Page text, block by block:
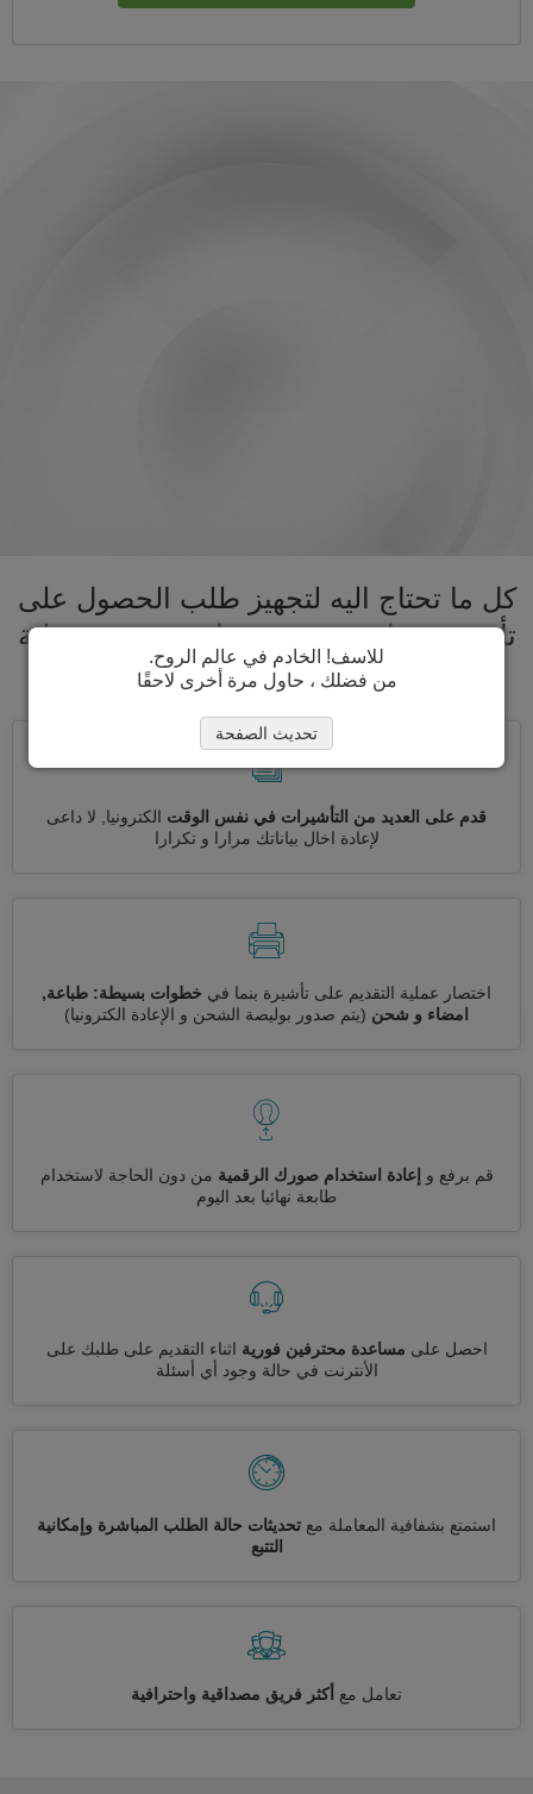
كل ما تحتاج اليه لتجهيز طلب الحصول على
تأشيرة بنما تحت سقف واحد. تسريع عملية
الحصول على تأشيرة بنما
قدم على العديد من التأشيرات في نفس الوقت الكترونيا, لا داعى
لإعادة اخال بياناتك مرارا و تكرارا
اختصار عملية التقديم على تأشيرة بنما في خطوات بسيطة: طباعة,
امضاء و شحن (يتم صدور بوليصة الشحن و الإعادة الكترونيا)
قم برفع و إعادة استخدام صورك الرقمية من دون الحاجة لاستخدام
طابعة نهائيا بعد اليوم
احصل على مساعدة محترفين فورية اثناء التقديم على طلبك على
الأنترنت في حالة وجود أي أسئلة
استمتع بشفافية المعاملة مع تحديثات حالة الطلب المباشرة وإمكانية
التتبع
تعامل مع أكثر فريق مصداقية واحترافية
للاسف! الخادم في عالم الروح.
من فضلك ، حاول مرة أخرى لاحقًا
تحديث الصفحة